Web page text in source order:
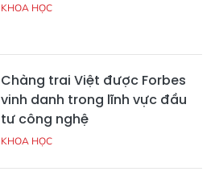
KHOA HỌC
Chàng trai Việt được Forbes
vinh danh trong lĩnh vực đầu
tư công nghệ
KHOA HỌC